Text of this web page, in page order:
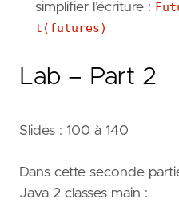
simplifier l’écriture :
t(futures)
Lab – Part 2
Slides : 100 à 140
Dans cette seconde
Java 2 classes main :